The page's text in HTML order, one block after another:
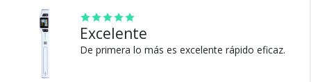
Excelente
De primera lo más es excelente rápido eficaz.
100% de calificaciones